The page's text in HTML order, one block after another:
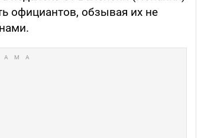
официантов, обзывая их не